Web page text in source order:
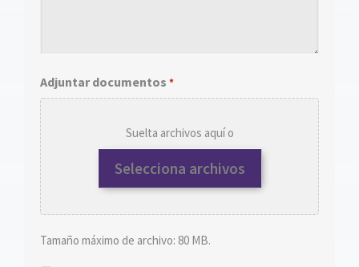
Adjuntar documentos *
Suelta archivos aquí o
Selecciona archivos
Tamaño máximo de archivo: 80 MB.